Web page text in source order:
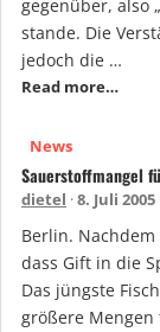
gegenüber, also
stande. Die
jedoch die …
Read more…
News
Sauerstoffmangel
dietel 8. Juli
Berlin.
dass Gift in die
Das jüngste
größere